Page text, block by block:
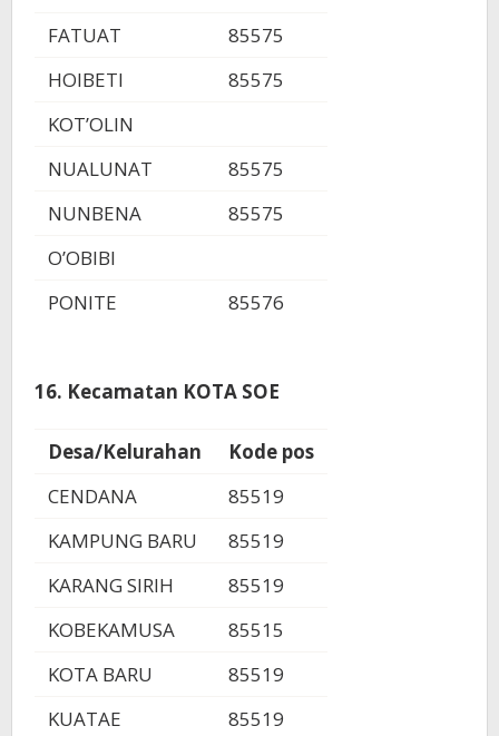
FATUAT
85575
HOIBETI
85575
KOT’OLIN
NUALUNAT
85575
NUNBENA
85575
O’OBIBI
PONITE
85576
16. Kecamatan KOTA SOE
Desa/Kelurahan
Kode pos
CENDANA
85519
KAMPUNG BARU
85519
KARANG SIRIH
85519
KOBEKAMUSA
85515
KOTA BARU
85519
KUATAE
85519